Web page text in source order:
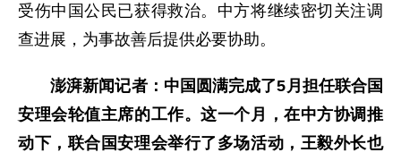
受伤中国公民已获得救治。中方将继续密切关注调
查进展，为事故善后提供必要协助。
澎湃新闻记者：中国圆满完成了5月担任联合国
安理会轮值主席的工作。这一个月，在中方协调推
动下，联合国安理会举行了多场活动，王毅外长也